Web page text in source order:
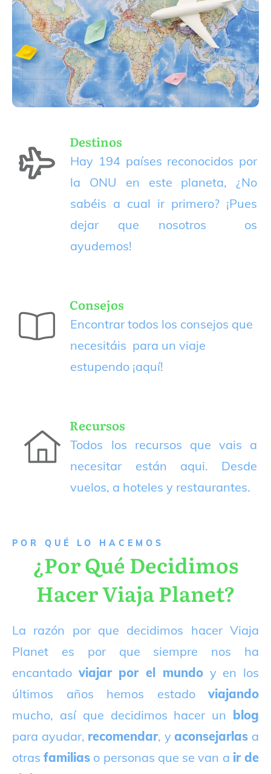
Destinos
Hay 194 países reconocidos por
la ONU en este planeta, ¿No
sabéis a cual ir primero? ¡Pues
dejar que nosotros os
ayudemos!
Consejos
Encontrar todos los consejos que
necesitáis para un viaje
estupendo ¡aquí!
Recursos
Todos los recursos que vais a
necesitar están aqui. Desde
vuelos, a hoteles y restaurantes.
P OR QUÉ LO HACEMOS
¿Por Qué Decidimos
Hacer Viaja Planet?
La razón por que decidimos hacer Viaja
Planet es por que siempre nos ha
encantado viajar por el mundoy en los
últimos años hemos estado viajando
mucho, así que decidimos hacer un blog
para ayudar, recomendar, yaconsejarlas a
otrasfamilias o personas que se van a ir de